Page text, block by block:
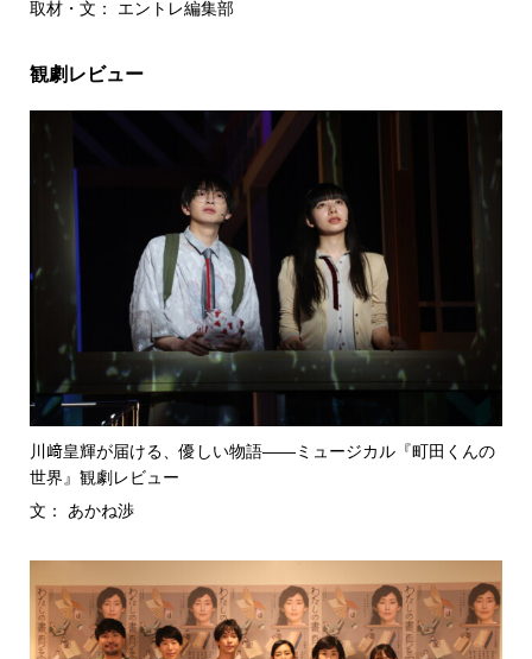
取材・文： エントレ編集部
観劇レビュー
川﨑皇輝が届ける、優しい物語――ミュージカル『町田くんの
世界』観劇レビュー
文： あかね渉